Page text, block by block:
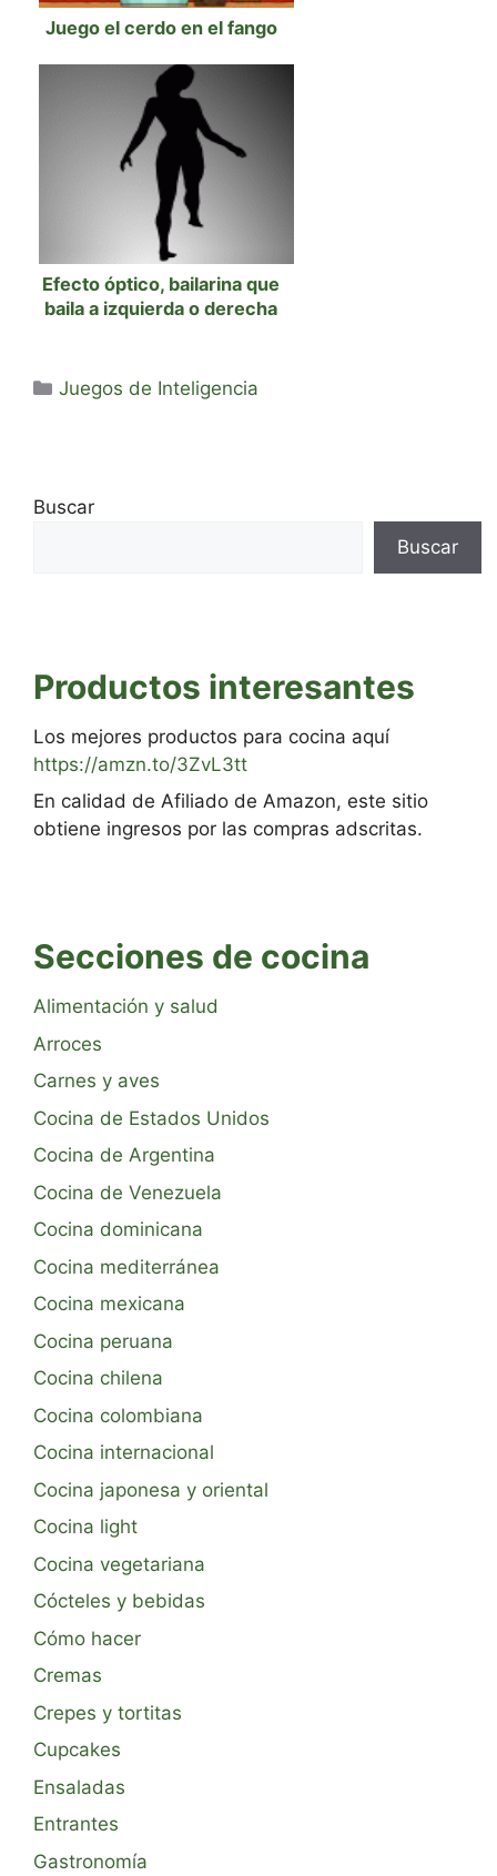
Juego el cerdo en el fango
Efecto óptico, bailarina que
baila a izquierda o derecha
Categorías
Juegos de Inteligencia
Buscar
Buscar
Productos interesantes
Los mejores productos para cocina aquí
https://amzn.to/3ZvL3tt
En calidad de Afiliado de Amazon, este sitio
obtiene ingresos por las compras adscritas.
Secciones de cocina
Alimentación y salud
Arroces
Carnes y aves
Cocina de Estados Unidos
Cocina de Argentina
Cocina de Venezuela
Cocina dominicana
Cocina mediterránea
Cocina mexicana
Cocina peruana
Cocina chilena
Cocina colombiana
Cocina internacional
Cocina japonesa y oriental
Cocina light
Cocina vegetariana
Cócteles y bebidas
Cómo hacer
Cremas
Crepes y tortitas
Cupcakes
Ensaladas
Entrantes
Gastronomía